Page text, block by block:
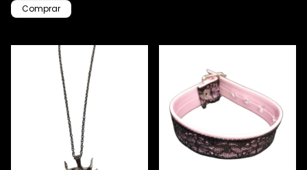
Comprar